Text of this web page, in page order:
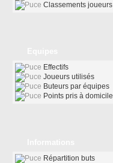
Classements joueurs
Effectifs
Joueurs utilisés
Buteurs par équipes
Points pris à domicile
Répartition buts